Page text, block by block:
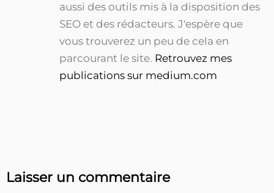
aussi des outils mis à la disposition des
SEO et des rédacteurs. J'espère que
vous trouverez un peu de cela en
parcourant le site. Retrouvez mes
publications sur medium.com
Laisser un commentaire